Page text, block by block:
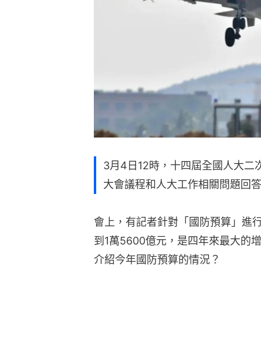
3月4日12時，十四屆全國人大二
大會議程和人大工作相關問題回
會上，有記者針對「國防預算」進
到1萬5600億元，是四年來最大的
介紹今年國防預算的情況？